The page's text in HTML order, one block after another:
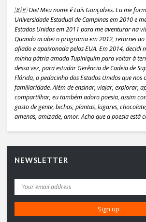
🇧🇷 Oie! Meu nome é Laís Gonçalves. Eu me
Universidade Estadual de Campinas em 2010 e
Estados Unidos em 2011 para me aventurar na
Quando acabei o programa em 2012, retornei
afiado e apaixonada pelos EUA. Em 2014, decidi
minha pátria amada Tupiniquim para voltar à
dessa vez, para estudar Gerência de Cadeia de
Flórida, o pedacinho dos Estados Unidos que nos
familiaridade. Além de ensinar, viajar, explorar,
compartilhar, eu também adoro poesia, assim
gosto de gente, bichos, plantas, lugares,
amenas, amizade, amor. Acho que a poesia está
NEWSLETTER